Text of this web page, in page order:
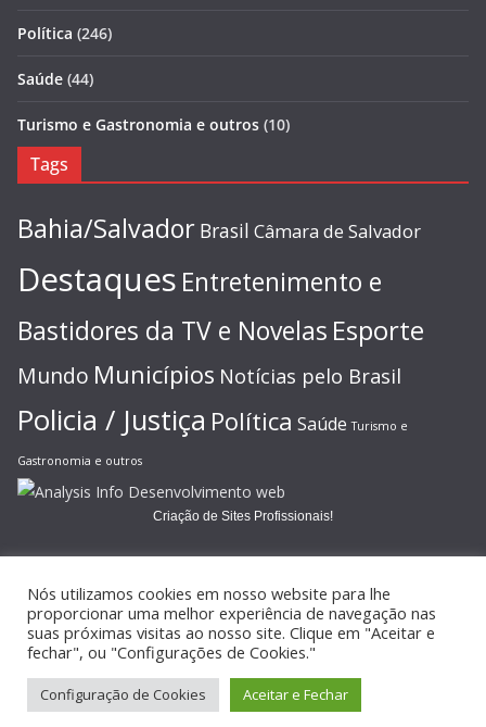
Política (246)
Saúde (44)
Turismo e Gastronomia e outros (10)
Tags
Bahia/Salvador Brasil Câmara de Salvador
Destaques Entretenimento e
Bastidores da TV e Novelas Esporte
Mundo Municípios Notícias pelo Brasil
Policia / Justiça Política Saúde Turismo e
Gastronomia e outros
Criação de Sites Profissionais!
Copyright © 2026JORNAL GAZETA ONLINE
reservados.
Tema:ColorMagpor ThemeGrill. Powered by
Nós utilizamos cookies em nosso website para lhe
proporcionar uma melhor experiência de navegação nas
suas próximas visitas ao nosso site. Clique em "Aceitar e
fechar", ou "Configurações de Cookies."
Configuração de Cookies Aceitar e Fechar